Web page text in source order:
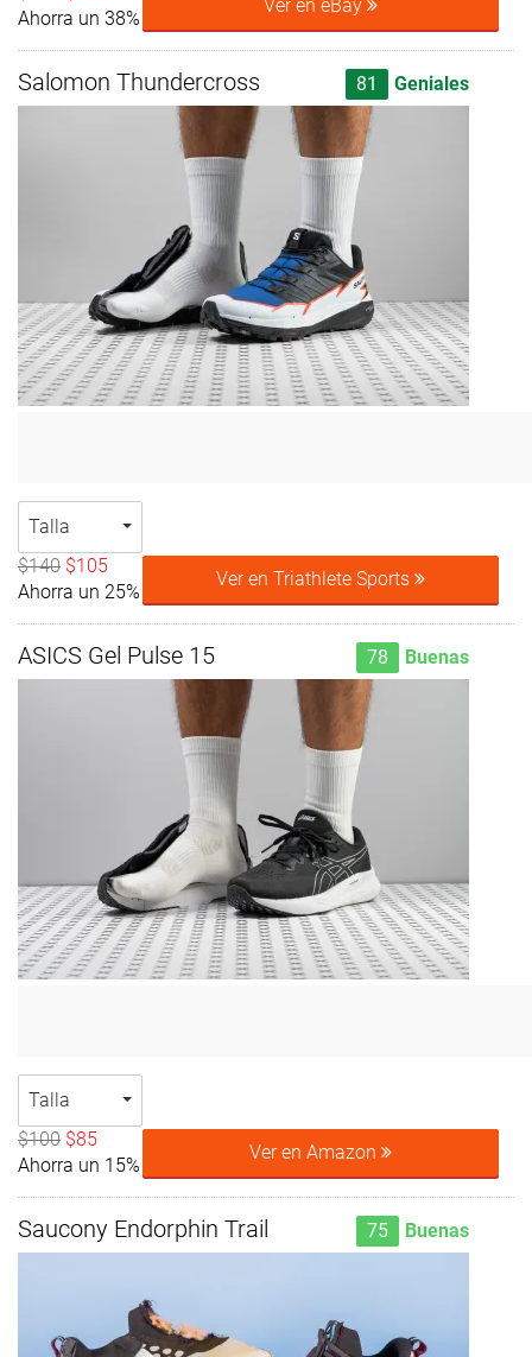
Ahorra un 38%
Ver en eBay
Salomon Thundercross 81 Geniales
Talla
$140 $105
Ahorra un 25%
Ver en Triathlete Sports
ASICS Gel Pulse 15 78 Buenas
Talla
$100 $85
Ahorra un 15%
Ver en Amazon
Saucony Endorphin Trail 75 Buenas